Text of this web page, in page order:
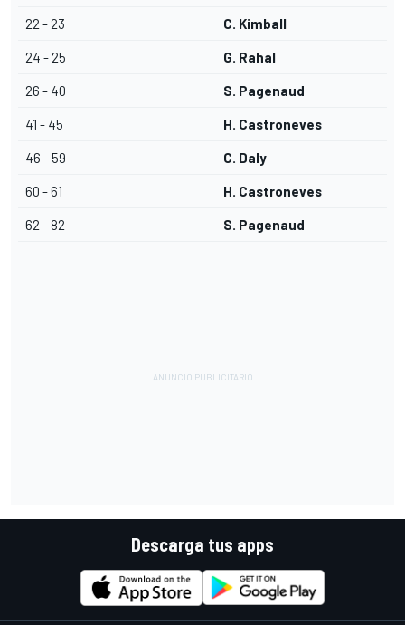
22 - 23 C. Kimball
24 - 25 G. Rahal
26 - 40 S. Pagenaud
41 - 45 H. Castroneves
46 - 59 C. Daly
60 - 61 H. Castroneves
62 - 82 S. Pagenaud
Descarga tus apps